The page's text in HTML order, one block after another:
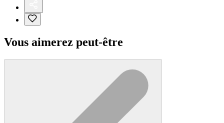
Vous aimerez peut-être